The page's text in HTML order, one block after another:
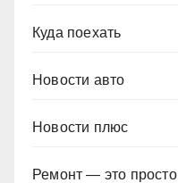
Куда поехать
Новости авто
Новости плюс
Ремонт — это просто